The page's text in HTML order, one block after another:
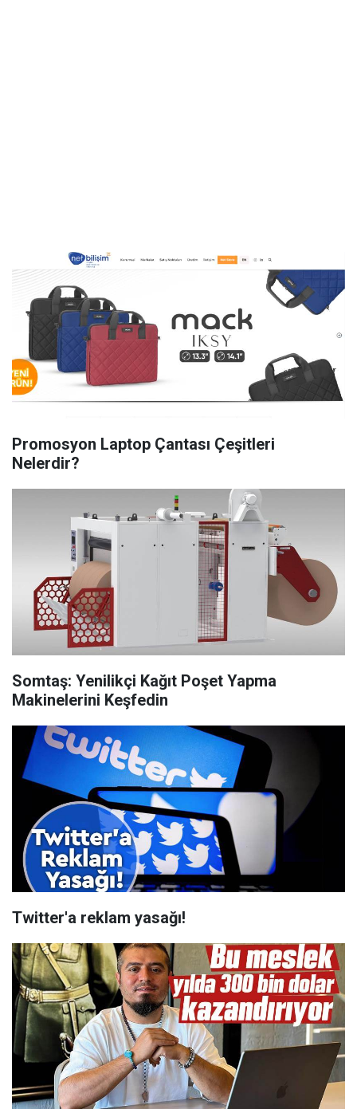
Promosyon Laptop Çantası Çeşitleri
Nelerdir?
Somtaş: Yenilikçi Kağıt Poşet Yapma
Makinelerini Keşfedin
Twitter'a reklam yasağı!